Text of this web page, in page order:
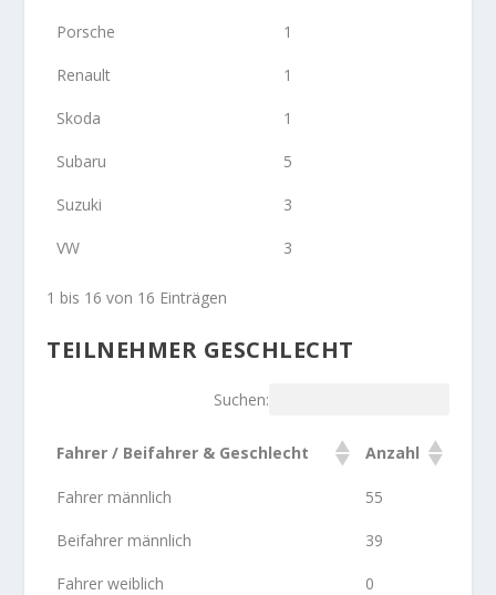
Porsche 1
Renault 1
Skoda 1
Subaru 5
Suzuki 3
VW 3
1 bis 16 von 16 Einträgen
TEILNEHMER GESCHLECHT
Suchen:
Fahrer / Beifahrer & Geschlecht Anzahl
Fahrer männlich 55
Beifahrer männlich 39
Fahrer weiblich 0